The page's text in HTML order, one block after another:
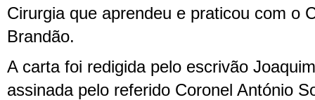
Cirurgia que aprendeu e praticou com o
Brandão.
A carta foi redigida pelo escrivão
assinada pelo referido Coronel António